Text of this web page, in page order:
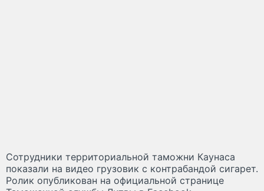
Сотрудники территориальной таможни Каунаса
показали на видео грузовик с контрабандой сигарет.
Ролик опубликован на официальной странице